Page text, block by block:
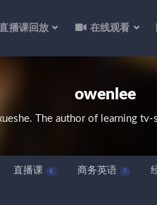
播课回放 在线观看
owenlee
The author of learning
直播课 6 商务英语 5